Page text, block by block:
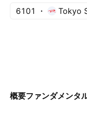
6101 Tokyo
概要ファンダメンタ